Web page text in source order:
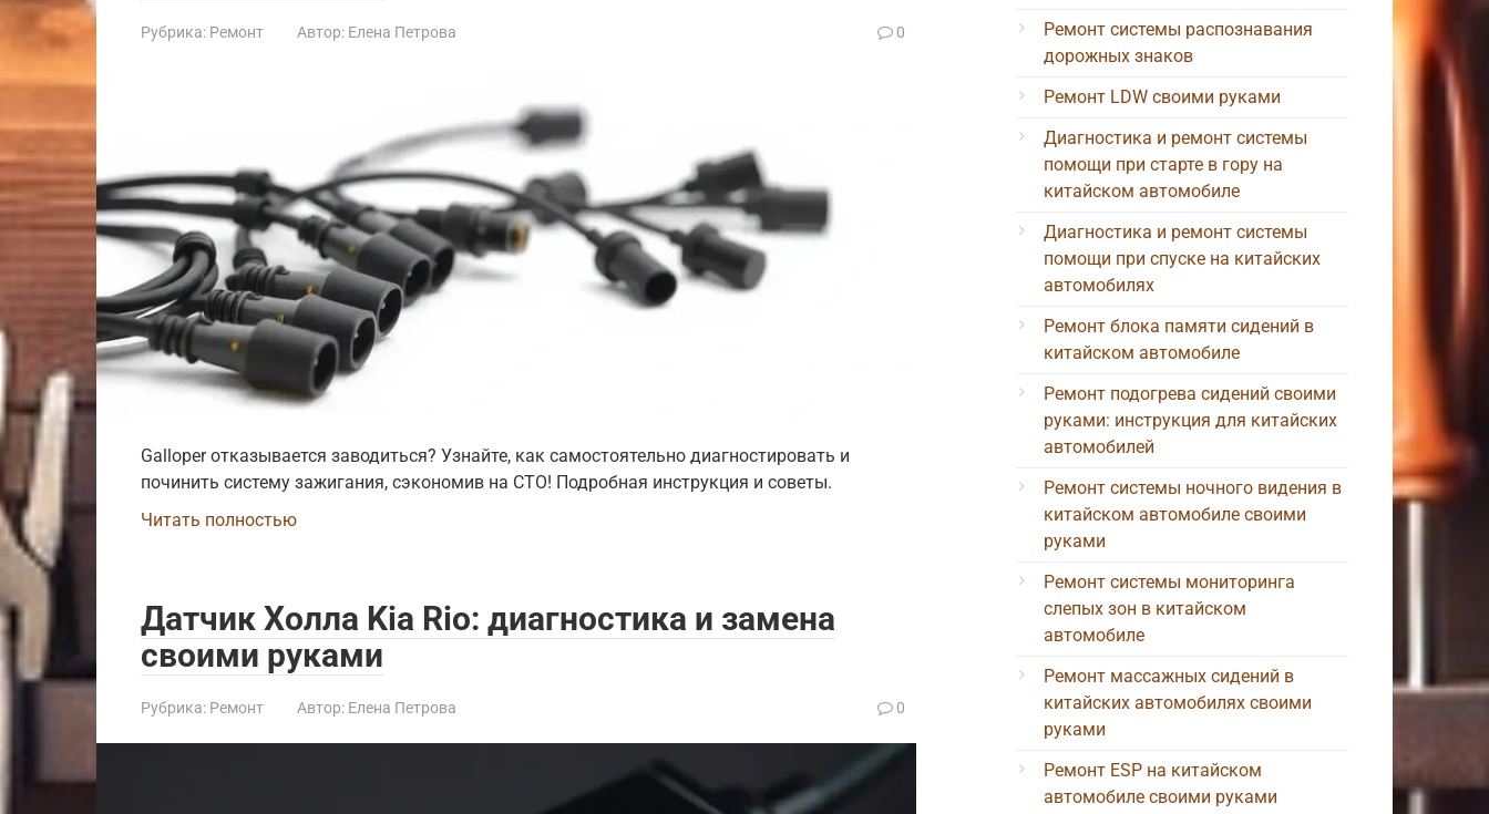
Рубрика: Ремонт Автор: Елена Петрова 0
Galloper отказывается заводиться? Узнайте, как самостоятельно диагностировать и
починить систему зажигания, сэкономив на СТО! Подробная инструкция и советы.
Читать полностью
Датчик Холла Kia Rio: диагностика и замена
своими руками
Рубрика: Ремонт Автор: Елена Петрова 0
Ремонт системы распознавания
дорожных знаков
Ремонт LDW своими руками
Диагностика и ремонт системы
помощи при старте в гору на
китайском автомобиле
Диагностика и ремонт системы
помощи при спуске на китайских
автомобилях
Ремонт блока памяти сидений в
китайском автомобиле
Ремонт подогрева сидений своими
руками: инструкция для китайских
автомобилей
Ремонт системы ночного видения в
китайском автомобиле своими
руками
Ремонт системы мониторинга
слепых зон в китайском
автомобиле
Ремонт массажных сидений в
китайских автомобилях своими
руками
Ремонт ESP на китайском
автомобиле своими руками